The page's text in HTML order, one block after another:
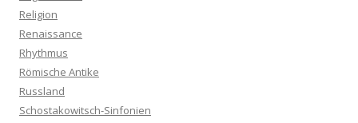
Religion
Renaissance
Rhythmus
Römische Antike
Russland
Schostakowitsch-Sinfonien